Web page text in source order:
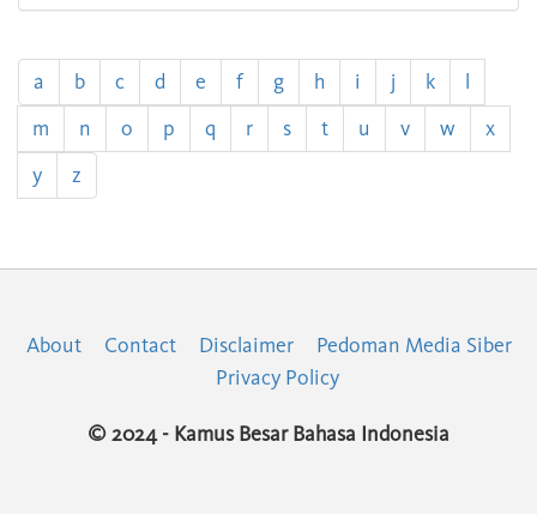
a b c d e f g h i j k
l
m
n o p q r s t u v w
x
y
z
About Contact Disclaimer
Pedoman Media Siber
Privacy Policy
© 2024 - Kamus Besar Bahasa Indonesia